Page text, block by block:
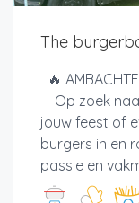
The
🔥
Op zoek
jouw feest of
burgers in en
passie en